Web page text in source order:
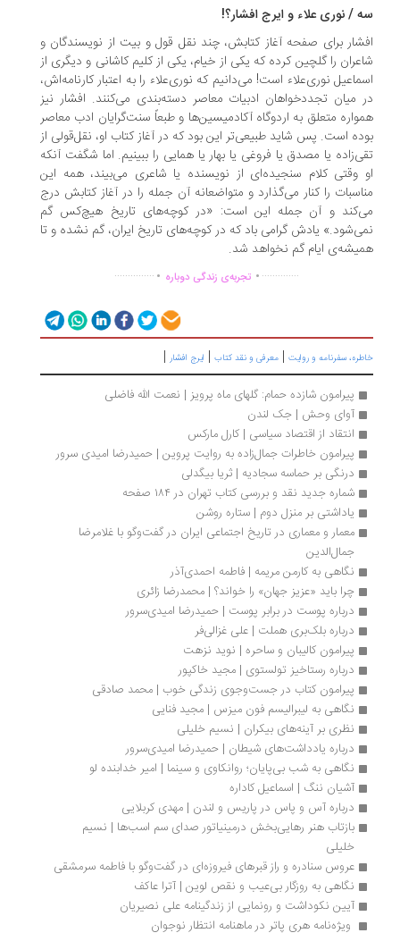
/ نوری علاء و ایرج افشار؟!
برای صفحه آغاز کتابش، چند نقل قول و بیت از نویسندگان و
را گلچین کرده که یکی از خیام، یکی از کلیم کاشانی و دیگری از
نوری‌علاء است! می‌دانیم که نوری‌علاء را به اعتبار کارنامه‌اش،
میان تجددخواهان ادبیات معاصر دسته‌بندی می‌کنند. افشار نیز
متعلق به اردوگاه آکادمیسین‌ها و طبعاً سنت‌گرایان ادب معاصر
است. پس شاید طبیعی‌تر این بود که در آغاز کتاب او، نقل‌قولی از
یا مصدق یا فروغی یا بهار یا همایی را ببینیم. اما شگفت آنکه
وقتی کلام سنجیده‌ای از نویسنده یا شاعری می‌بیند، همه این
را کنار می‌گذارد و متواضعانه آن جمله را در آغاز کتابش درج
و آن جمله این است: «در کوچه‌های تاریخ هیچ‌کس گم
یادش گرامی باد که در کوچه‌های تاریخ ایران، گم نشده و تا
ایام گم نخواهد شد.
............... .تجربه‌ی زندگی دوباره ...............
سفرنامه‌ و روایت|معرفی و نقد کتاب|ایرج افشار |
پیرامون شازده حمام: گلهای ماه پرویز | نعمت الله فاضلی
آوای وحش | جک لندن
انتقاد از اقتصاد سیاسی | کارل مارکس
پیرامون خاطرات جمال‌زاده به روایت پروین | حمیدرضا امیدی سرور
درنگی بر حماسه سجادیه | ثریا بیگدلی
شماره جدید نقد و بررسی کتاب تهران در ۱۸۴ صفحه
یاداشتی بر منزل دوم | ستاره روشن
معمار و معماری در تاریخ اجتماعی ایران در گفت‌وگو با غلامرضا
جمال‌الدین
نگاهی به کارمن مریمه | فاطمه احمدی‌آذر
چرا باید «عزیز جهان» را خواند؟ | محمدرضا زائری
درباره پوست در برابر پوست | حمیدرضا امیدی‌سرور
درباره بلک‌بری هملت | علی غزالی‌فر
پیرامون کالیبان و ساحره | نوید نزهت
درباره رستاخیز تولستوی | مجید خاکپور
پیرامون کتاب در جست‌وجوی زندگی خوب | محمد صادقی
نگاهی به لیبرالیسم فون میزس | مجید فنایی
نظری بر آینه‌های بیکران | نسیم خلیلی
درباره یادداشت‌های شیطان | حمیدرضا امیدی‌سرور
نگاهی به شب بی‌پایان؛ روانکاوی و سینما | امیر خدابنده لو
آشیان ننگ | اسماعیل کاداره
درباره آس و پاس در پاریس و لندن | مهد‌ی کربلایی
عروس سنادره و راز قبرهای فیروزه‌ای در گفت‌وگو با فاطمه سرمشقی
نگاهی به روزگار بی‌عیب و نقص لوین | آترا عاکف
آیین نکوداشت و رونمایی از زندگینامه‌ علی نصیریان
ویژه‌نامه هری پاتر در ماهنامه انتظار نوجوان